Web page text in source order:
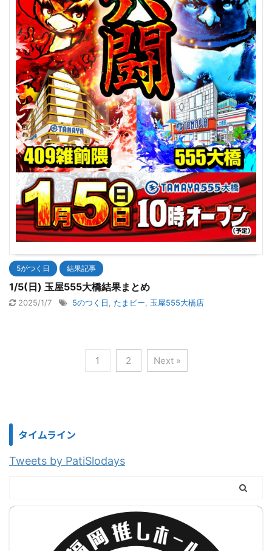
5がつく日 結果記事
1/5(日) 玉屋555大橋結果まとめ
2025/1/7 5のつく日 たまピー 玉屋555大橋店
1 2 Next »
タイムライン
Tweets by PatiSlodays